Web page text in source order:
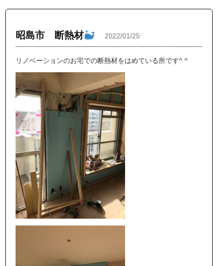
昭島市 断熱材 2022/01/25
リノベーションのお宅での断熱材をはめている所です^ ^